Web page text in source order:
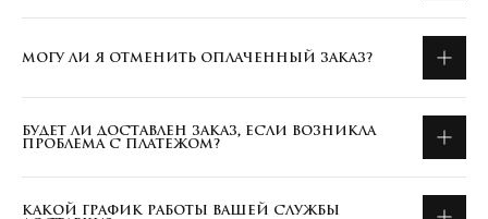
МОГУ ЛИ Я ОТМЕНИТЬ ОПЛАЧЕННЫЙ ЗАКАЗ?
БУДЕТ ЛИ ДОСТАВЛЕН ЗАКАЗ, ЕСЛИ ВОЗНИКЛА
ПРОБЛЕМА С ПЛАТЕЖОМ?
КАКОЙ ГРАФИК РАБОТЫ ВАШЕЙ СЛУЖБЫ